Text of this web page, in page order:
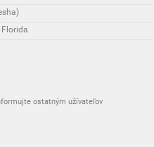
Florida
ostatným užívateľov